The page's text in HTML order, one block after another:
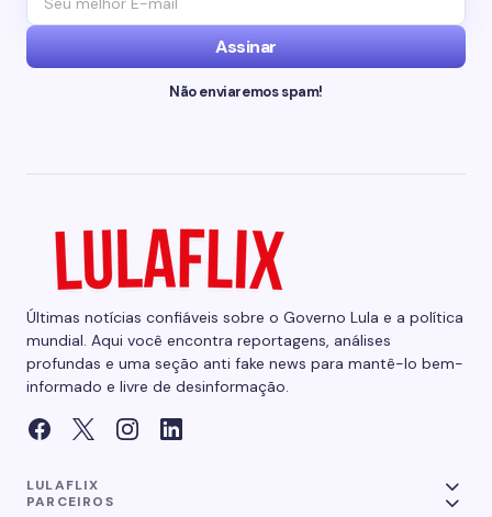
Assinar
Não enviaremos spam!
Últimas notícias confiáveis sobre o Governo Lula e a política
mundial. Aqui você encontra reportagens, análises
profundas e uma seção anti fake news para mantê-lo bem-
informado e livre de desinformação.
LULAFLIX
PARCEIROS